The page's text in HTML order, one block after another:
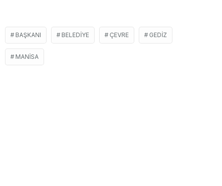
BAŞKANI BELEDIYE ÇEVRE GEDIZ
MANISA